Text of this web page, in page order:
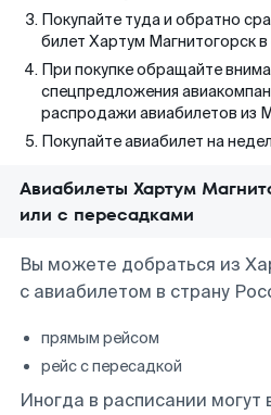
Покупайте туда и обратно
билет Хартум Магнитогорск
При покупке обращайте
спецпредложения
распродажи авиабилетов из
Покупайте авиабилет на
Авиабилеты Хартум
или с пересадками
Вы можете добраться из
с авиабилетом в страну
прямым рейсом
рейс с пересадкой
Иногда в расписании могут